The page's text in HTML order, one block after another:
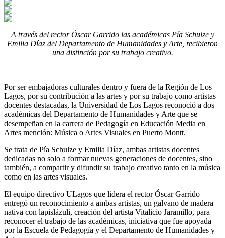
A través del rector Óscar Garrido las académicas Pía Schulze y
Emilia Díaz del Departamento de Humanidades y Arte, recibieron
una distinción por su trabajo creativo.
Por ser embajadoras culturales dentro y fuera de la Región de Los
Lagos, por su contribución a las artes y por su trabajo como artistas
docentes destacadas, la Universidad de Los Lagos reconoció a dos
académicas del Departamento de Humanidades y Arte que se
desempeñan en la carrera de Pedagogía en Educación Media en
Artes mención: Música o Artes Visuales en Puerto Montt.
Se trata de Pía Schulze y Emilia Díaz, ambas artistas docentes
dedicadas no solo a formar nuevas generaciones de docentes, sino
también, a compartir y difundir su trabajo creativo tanto en la música
como en las artes visuales.
El equipo directivo ULagos que lidera el rector Óscar Garrido
entregó un reconocimiento a ambas artistas, un galvano de madera
nativa con lapislázuli, creación del artista Vitalicio Jaramillo, para
reconocer el trabajo de las académicas, iniciativa que fue apoyada
por la Escuela de Pedagogía y el Departamento de Humanidades y